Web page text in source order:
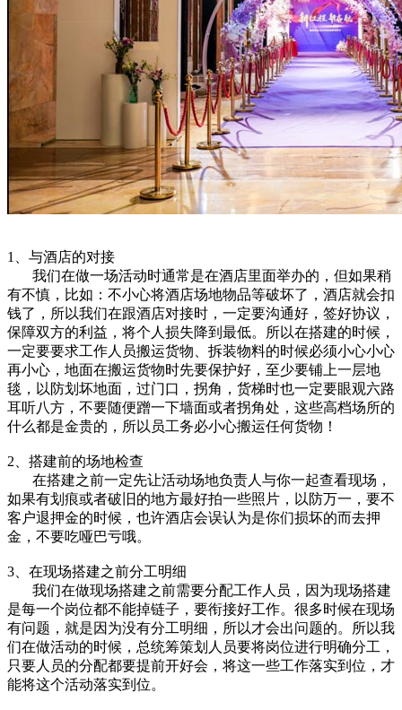
1、与酒店的对接
我们在做一场活动时通常是在酒店里面举办的，但如果稍
有不慎，比如：不小心将酒店场地物品等破坏了，酒店就会扣
钱了，所以我们在跟酒店对接时，一定要沟通好，签好协议，
保障双方的利益，将个人损失降到最低。所以在搭建的时候，
一定要要求工作人员搬运货物、拆装物料的时候必须小心小心
再小心，地面在搬运货物时先要保护好，至少要铺上一层地
毯，以防划坏地面，过门口，拐角，货梯时也一定要眼观六路
耳听八方，不要随便蹭一下墙面或者拐角处，这些高档场所的
什么都是金贵的，所以员工务必小心搬运任何货物！
2、搭建前的场地检查
在搭建之前一定先让活动场地负责人与你一起查看现场，
如果有划痕或者破旧的地方最好拍一些照片，以防万一，要不
客户退押金的时候，也许酒店会误认为是你们损坏的而去押
金，不要吃哑巴亏哦。
3、在现场搭建之前分工明细
我们在做现场搭建之前需要分配工作人员，因为现场搭建
是每一个岗位都不能掉链子，要衔接好工作。很多时候在现场
有问题，就是因为没有分工明细，所以才会出问题的。所以我
们在做活动的时候，总统筹策划人员要将岗位进行明确分工，
只要人员的分配都要提前开好会，将这一些工作落实到位，才
能将这个活动落实到位。